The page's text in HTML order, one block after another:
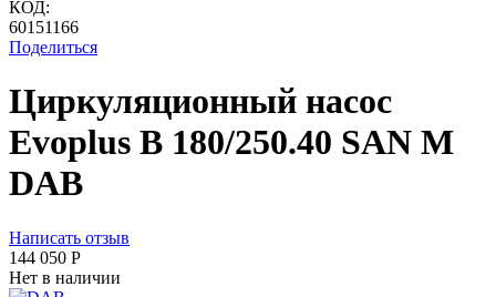
КОД:
60151166
Поделиться
Циркуляционный насос
Evoplus B 180/250.40 SAN M
DAB
Написать отзыв
144 050 Р
Нет в наличии